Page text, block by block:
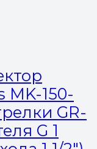
MK-150-
GR-
G 1